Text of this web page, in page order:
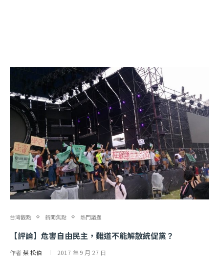
台灣觀點 新聞焦點 熱門議題
【評論】危害自由民主，難道不能解散統促黨？
作者蔡 松伯 2017 年 9 月 27 日